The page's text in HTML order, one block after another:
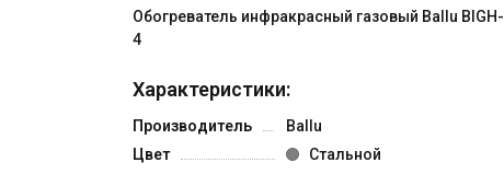
Обогреватель инфракрасный газовый Ballu BIGH-
4
Характеристики:
Производитель
Ballu
Цвет
Стальной